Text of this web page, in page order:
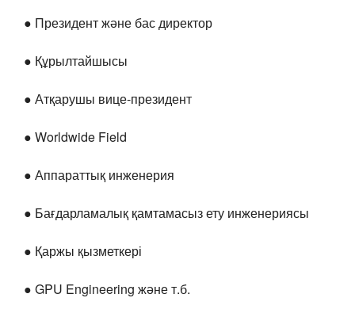
● Президент және бас директор
● Құрылтайшысы
● Атқарушы вице-президент
● Worldwide Field
● Аппараттық инженерия
● Бағдарламалық қамтамасыз ету инженериясы
● Қаржы қызметкері
● GPU Engineering және т.б.